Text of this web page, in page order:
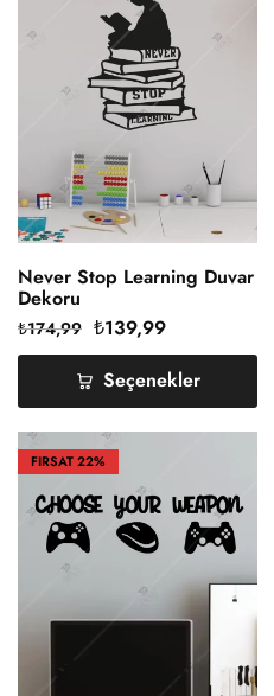
Never Stop Learning Duvar
Dekoru
₺174,99 ₺139,99
Seçenekler
FIRSAT22%